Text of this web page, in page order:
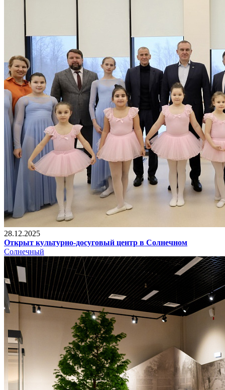
28.12.2025
Открыт культурно-досуговый центр в Солнечном
Солнечный